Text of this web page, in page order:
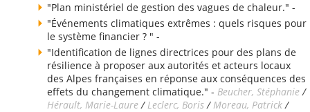
"Plan ministériel de gestion des vagues de chaleur." -
"Événements climatiques extrêmes : quels risques pour
le système financier ? " -
"Identification de lignes directrices pour des plans de
résilience à proposer aux autorités et acteurs locaux
des Alpes françaises en réponse aux conséquences des
effets du changement climatique." - Beucher, Stéphanie/
Hérault, Marie-Laure/ Leclerc, Boris/Moreau, Patrick/